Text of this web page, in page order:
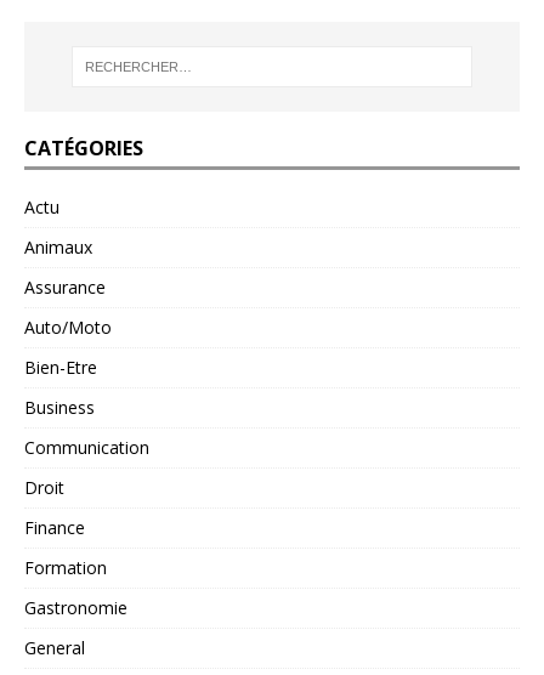
CATÉGORIES
Actu
Animaux
Assurance
Auto/Moto
Bien-Etre
Business
Communication
Droit
Finance
Formation
Gastronomie
General